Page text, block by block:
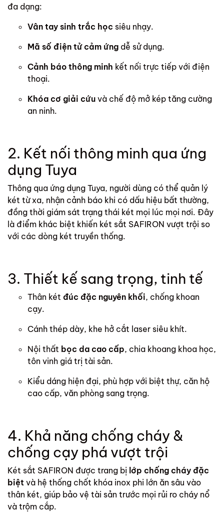
đa dạng:
Vân tay sinh trắc học siêu nhạy.
Mã số điện tử cảm ứng dễ sử dụng.
Cảnh báo thông minh kết nối trực tiếp với điện
thoại.
Khóa cơ giải cứu và chế độ mở kép tăng cường
an ninh.
2. Kết nối thông minh qua ứng
dụng Tuya
Thông qua ứng dụng Tuya, người dùng có thể quản lý
két từ xa, nhận cảnh báo khi có dấu hiệu bất thường,
đồng thời giám sát trạng thái két mọi lúc mọi nơi. Đây
là điểm khác biệt khiến két sắt SAFIRON vượt trội so
với các dòng két truyền thống.
3. Thiết kế sang trọng, tinh tế
Thân két đúc đặc nguyên khối, chống khoan
cạy.
Cánh thép dày, khe hở cắt laser siêu khít.
Nội thất bọc da cao cấp, chia khoang khoa học,
tôn vinh giá trị tài sản.
Kiểu dáng hiện đại, phù hợp với biệt thự, căn hộ
cao cấp, văn phòng sang trọng.
4. Khả năng chống cháy &
chống cạy phá vượt trội
Két sắt SAFIRON được trang bị lớp chống cháy đặc
biệt và hệ thống chốt khóa inox phi lớn ăn sâu vào
thân két, giúp bảo vệ tài sản trước mọi rủi ro cháy nổ
và trộm cắp.